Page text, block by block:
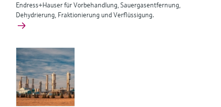
Endress+Hauser für Vorbehandlung, Sauergasentfernung,
Dehydrierung, Fraktionierung und Verflüssigung.